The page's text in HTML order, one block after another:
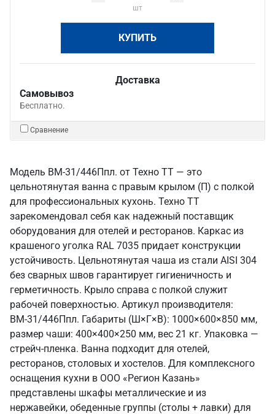
шт
КУПИТЬ
Доставка
Самовывоз
Бесплатно.
Сравнение
Модель ВМ-31/446Ппл. от Техно ТТ — это
цельнотянутая ванна с правым крылом (П) с полкой
для профессиональных кухонь. Техно ТТ
зарекомендовал себя как надежный поставщик
оборудования для отелей и ресторанов. Каркас из
крашеного уголка RAL 7035 придает конструкции
устойчивость. Цельнотянутая чаша из стали AISI 304
без сварных швов гарантирует гигиеничность и
герметичность. Крыло справа с полкой служит
рабочей поверхностью. Артикул производителя:
ВМ-31/446Ппл. Габариты (Ш×Г×В): 1000×600×850 мм,
размер чаши: 400×400×250 мм, вес 21 кг. Упаковка —
стрейч-пленка. Ванна подходит для отелей,
ресторанов, столовых и хостелов. Для комплексного
оснащения кухни в ООО «Регион Казань»
представлены шкафы металлические и из
нержавейки, обеденные группы (столы + лавки) для